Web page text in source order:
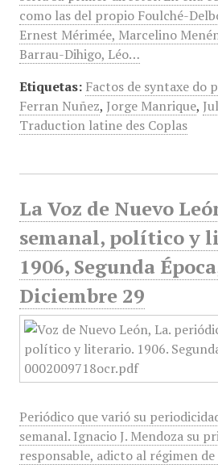
como las del propio Foulché-
Ernest Mérimée, Marcelino
Barrau-Dihigo, Léo…
Etiquetas: Factos de syntaxe do
Ferran Nuñez, Jorge Manrique,
Traduction latine des Coplas
La Voz de Nuevo
semanal, político y
1906, Segunda
Diciembre 29
Periódico que varió su
semanal. Ignacio J. Mendoza su
responsable, adicto al régimen de